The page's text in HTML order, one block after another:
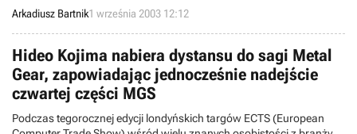
podtytule Pirates oraz modzie HydroRacers. Oba patche zawierają
pomniejsze zmiany usprawniające działanie wymienionych powyżej
programów oraz zapewniają zgodność z najnowszą wersją
wspomnianej taktycznej gry akcji (v1.45).
Arkadiusz Bartnik1 września 2003 12:12
Hideo Kojima nabiera dystansu do sagi Metal
Gear, zapowiadając jednocześnie nadejście
czwartej części MGS
Podczas tegorocznej edycji londyńskich targów ECTS (European